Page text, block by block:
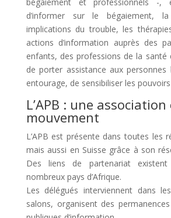
d’informer sur le bégaiement,
implications du trouble, les
actions d’information auprès des
enfants, des professions de la santé
de porter assistance aux
entourage, de sensibiliser les
L’APB : une association
mouvement
L’APB est présente dans toutes les
mais aussi en Suisse grâce à son
Des liens de partenariat
nombreux pays d’Afrique.
Les délégués interviennent dans
salons, organisent des